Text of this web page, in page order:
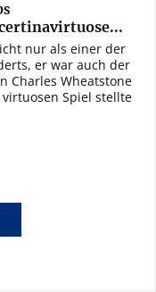
nur als einer der
er war auch der
Charles Wheatstone
Spiel stellte